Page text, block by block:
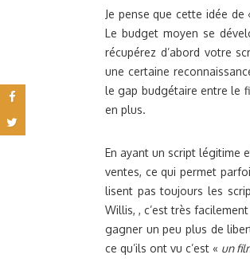
Je pense que cette idée
Le budget moyen se
récupérez d’abord votre
une certaine
le gap budgétaire entre le
en plus.
En ayant un script légitime
ventes, ce qui permet
lisent pas toujours les
Willis, , c’est très
gagner un peu plus de
ce qu’ils ont vu c’est « un